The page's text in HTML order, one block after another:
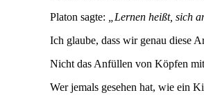
Platon sagte:
„Lernen heißt, sich
Ich glaube, dass wir genau diese
Nicht das Anfüllen von Köpfen mit
Wer jemals gesehen hat, wie ein